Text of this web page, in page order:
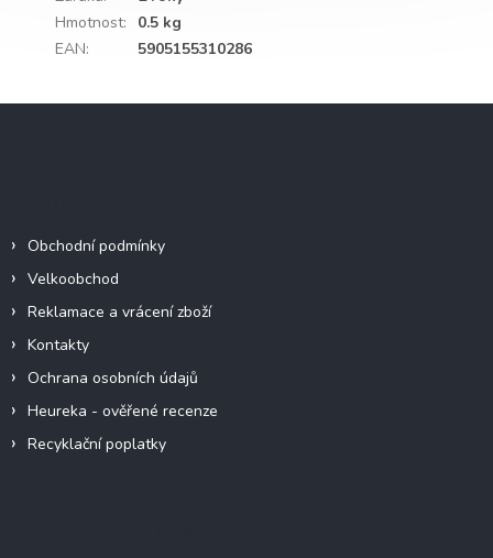
Hmotnost:
0.5 kg
EAN: 5905155310286
Obchodní podmínky
Velkoobchod
Reklamace a vrácení zboží
Kontakty
Ochrana osobních údajů
Heureka - ověřené recenze
Recyklační poplatky